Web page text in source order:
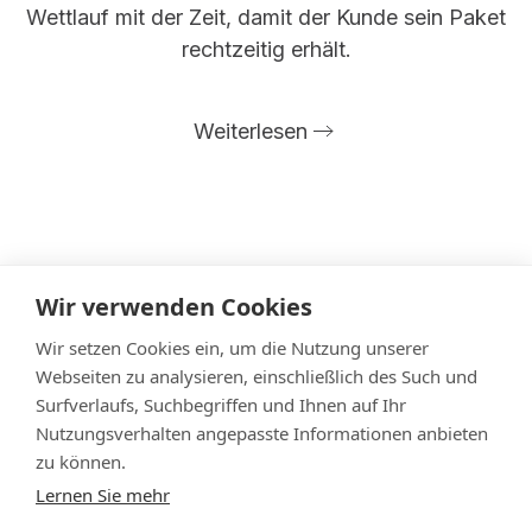
Wettlauf mit der Zeit, damit der Kunde sein Paket
rechtzeitig erhält.
Weiterlesen
Datenschutz
Impressum
Cookie Einstellungen
© Jens Hampe - Archiv Systemhaus Hampe
Seit 2023 fokussiert sich
berufliche Aufgaben.
Wir verwenden Cookies
Wir setzen Cookies ein, um die Nutzung unserer
Webseiten zu analysieren, einschließlich des Such und
Surfverlaufs, Suchbegriffen und Ihnen auf Ihr
Nutzungsverhalten angepasste Informationen anbieten
zu können.
Lernen Sie mehr